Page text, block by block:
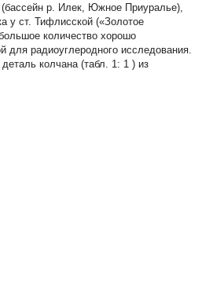
(бассейн р. Илек, Южное Приуралье),
у ст. Тифлисской («Золотое
количество хорошо
для радиоуглеродного исследования.
колчана (табл. 1: 1 ) из